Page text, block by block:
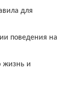
для
поведения на
жизнь и